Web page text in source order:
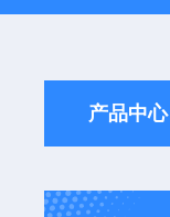
产品中心